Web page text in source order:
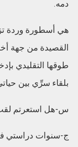
دمه.
هي أسطورة وردة
القصيدة من جهة
طوقها التقليدي
بلقاء سرِّي بين
س-هل استعرتم
ج-سنوات دراستي